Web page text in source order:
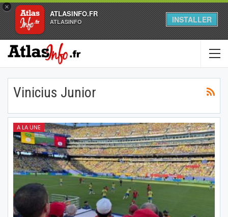
×
ATLASINFO.FR
ATLASINFO INSTALLER
Vinicius Junior
A LA UNE